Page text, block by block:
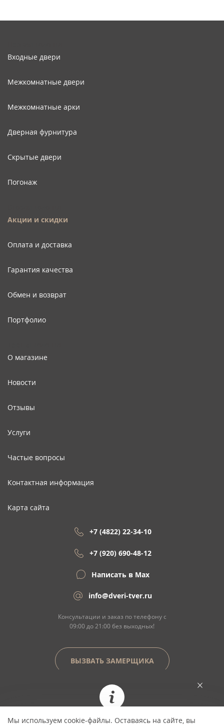
При заказе сегодня цена фиксируется и не
Входные двери
Межкомнатные двери
Межкомнатные арки
Дверная фурнитура
Скрытые двери
Погонаж
Акции и скидки
Оплата и доставка
Гарантия качества
Обмен и возврат
Портфолио
О магазине
Новости
Отзывы
Услуги
Частые вопросы
Контактная информация
Карта сайта
+7 (4822) 22-34-10
+7 (920) 690-48-12
Написать в Max
info@dveri-tver.ru
Консультации и заказ по телефону с
09:00 до 21:00 без выходных!
ВЫЗВАТЬ ЗАМЕРЩИКА
Сайт не является договором оферты
© Copyright 2026 ООО "Двери Тверь" Dveri-
Мы используем cookie-файлы. Оставаясь на сайте, вы